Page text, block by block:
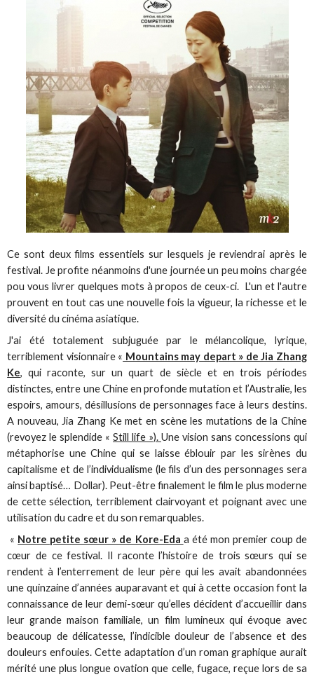
Ce sont deux films essentiels sur lesquels je reviendrai après le
festival. Je profite néanmoins d'une journée un peu moins chargée
pou vous livrer quelques mots à propos de ceux-ci. L'un et l'autre
prouvent en tout cas une nouvelle fois la vigueur, la richesse et le
diversité du cinéma asiatique.
J'ai été totalement subjuguée par le mélancolique, lyrique,
terriblement visionnaire « Mountains may depart » de Jia Zhang
Ke, qui raconte, sur un quart de siècle et en trois périodes
distinctes, entre une Chine en profonde mutation et l’Australie, les
espoirs, amours, désillusions de personnages face à leurs destins.
A nouveau, Jia Zhang Ke met en scène les mutations de la Chine
(revoyez le splendide «Still life »). Une vision sans concessions qui
métaphorise une Chine qui se laisse éblouir par les sirènes du
capitalisme et de l’individualisme (le fils d’un des personnages sera
ainsi baptisé… Dollar). Peut-être finalement le film le plus moderne
de cette sélection, terriblement clairvoyant et poignant avec une
utilisation du cadre et du son remarquables.
« Notre petite sœur » de Kore-Eda a été mon premier coup de
cœur de ce festival. Il raconte l’histoire de trois sœurs qui se
rendent à l’enterrement de leur père qui les avait abandonnées
une quinzaine d’années auparavant et qui à cette occasion font la
connaissance de leur demi-sœur qu’elles décident d’accueillir dans
leur grande maison familiale, un film lumineux qui évoque avec
beaucoup de délicatesse, l’indicible douleur de l’absence et des
douleurs enfouies. Cette adaptation d’un roman graphique aurait
mérité une plus longue ovation que celle, fugace, reçue lors de sa